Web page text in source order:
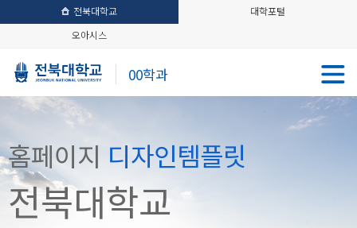
전북대학교
대학포털
오아시스
00학과
홈페이지 디자인템플릿
전북대학교